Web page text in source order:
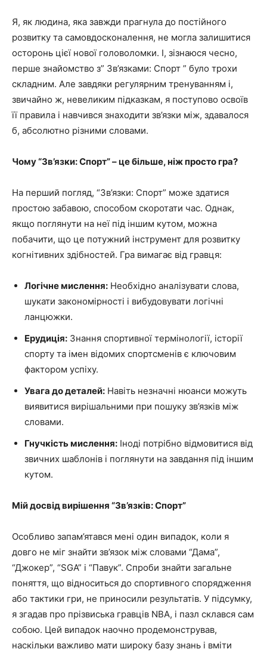
Я, як людина, яка завжди прагнула до постійного
розвитку та самовдосконалення, не могла залишитися
осторонь цієї нової головоломки. І, зізнаюся чесно,
перше знайомство з” Зв’язками: Спорт ” було трохи
складним. Але завдяки регулярним тренуванням і,
звичайно ж, невеликим підказкам, я поступово освоїв
її правила і навчився знаходити зв’язки між, здавалося
б, абсолютно різними словами.
Чому “Зв’язки: Спорт” – це більше, ніж просто гра?
На перший погляд, “Зв’язки: Спорт” може здатися
простою забавою, способом скоротати час. Однак,
якщо поглянути на неї під іншим кутом, можна
побачити, що це потужний інструмент для розвитку
когнітивних здібностей. Гра вимагає від гравця:
Логічне мислення: Необхідно аналізувати слова,
шукати закономірності і вибудовувати логічні
ланцюжки.
Ерудиція: Знання спортивної термінології, історії
спорту та імен відомих спортсменів є ключовим
фактором успіху.
Увага до деталей: Навіть незначні нюанси можуть
виявитися вирішальними при пошуку зв’язків між
словами.
Гнучкість мислення: Іноді потрібно відмовитися від
звичних шаблонів і поглянути на завдання під іншим
кутом.
Мій досвід вирішення “Зв’язків: Спорт”
Особливо запам’ятався мені один випадок, коли я
довго не міг знайти зв’язок між словами “Дама”,
“Джокер”, “SGA” і “Павук”. Спроби знайти загальне
поняття, що відноситься до спортивного спорядження
або тактики гри, не приносили результатів. У підсумку,
я згадав про прізвиська гравців NBA, і пазл склався сам
собою. Цей випадок наочно продемонстрував,
наскільки важливо мати широку базу знань і вміти